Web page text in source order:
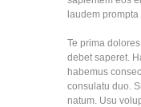
laudem
Te prima
debet saperet.
habemus
consulatu duo.
natum. Usu